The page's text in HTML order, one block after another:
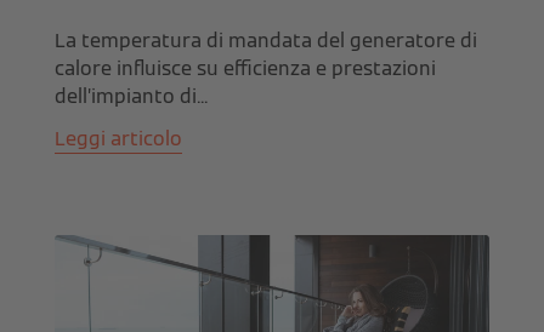
La temperatura di mandata del generatore di
calore influisce su efficienza e prestazioni
dell’impianto di...
Leggi articolo